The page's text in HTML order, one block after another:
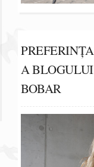
A
BOBAR